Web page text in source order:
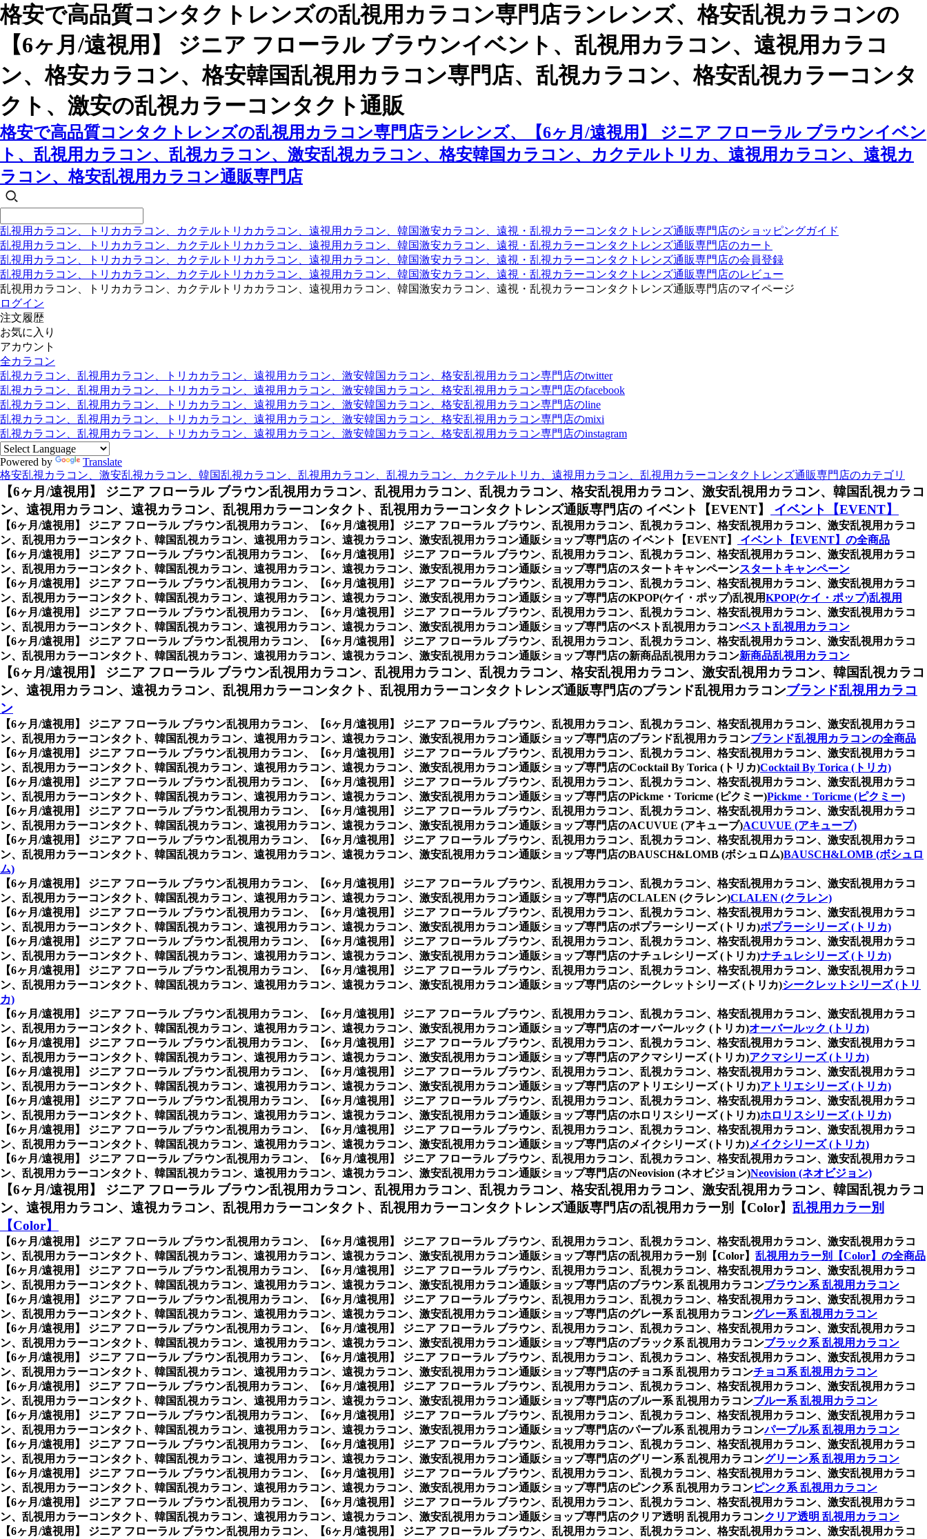
格安で高品質コンタクトレンズの乱視用カラコン専門店ランレンズ、格安乱視カラコンの
【6ヶ月/遠視用】 ジニア フローラル ブラウンイベント、乱視用カラコン、遠視用カラコ
ン、格安カラコン、格安韓国乱視用カラコン専門店、乱視カラコン、格安乱視カラーコンタ
クト、激安の乱視カラーコンタクト通販
格安で高品質コンタクトレンズの乱視用カラコン専門店ランレンズ、【6ヶ月/遠視用】 ジニア フローラル ブラウンイベン
ト、乱視用カラコン、乱視カラコン、激安乱視カラコン、格安韓国カラコン、カクテルトリカ、遠視用カラコン、遠視カ
ラコン、格安乱視用カラコン通販専門店
乱視用カラコン、トリカカラコン、カクテルトリカカラコン、遠視用カラコン、韓国激安カラコン、遠視・乱視カラーコンタクトレンズ通販専門店のショッピングガイド
乱視用カラコン、トリカカラコン、カクテルトリカカラコン、遠視用カラコン、韓国激安カラコン、遠視・乱視カラーコンタクトレンズ通販専門店のカート
乱視用カラコン、トリカカラコン、カクテルトリカカラコン、遠視用カラコン、韓国激安カラコン、遠視・乱視カラーコンタクトレンズ通販専門店の会員登録
乱視用カラコン、トリカカラコン、カクテルトリカカラコン、遠視用カラコン、韓国激安カラコン、遠視・乱視カラーコンタクトレンズ通販専門店のレビュー
乱視用カラコン、トリカカラコン、カクテルトリカカラコン、遠視用カラコン、韓国激安カラコン、遠視・乱視カラーコンタクトレンズ通販専門店のマイページ
ログイン
注文履歴
お気に入り
アカウント
全カラコン
乱視カラコン、乱視用カラコン、トリカカラコン、遠視用カラコン、激安韓国カラコン、格安乱視用カラコン専門店のtwitter
乱視カラコン、乱視用カラコン、トリカカラコン、遠視用カラコン、激安韓国カラコン、格安乱視用カラコン専門店のfacebook
乱視カラコン、乱視用カラコン、トリカカラコン、遠視用カラコン、激安韓国カラコン、格安乱視用カラコン専門店のline
乱視カラコン、乱視用カラコン、トリカカラコン、遠視用カラコン、激安韓国カラコン、格安乱視用カラコン専門店のmixi
乱視カラコン、乱視用カラコン、トリカカラコン、遠視用カラコン、激安韓国カラコン、格安乱視用カラコン専門店のinstagram
Powered by
Translate
格安乱視カラコン、激安乱視カラコン、韓国乱視カラコン、乱視用カラコン、乱視カラコン、カクテルトリカ、遠視用カラコン、乱視用カラーコンタクトレンズ通販専門店のカテゴリ
【6ヶ月/遠視用】 ジニア フローラル ブラウン乱視用カラコン、 乱視用カラコン、乱視カラコン、格安乱視用カラコン、激安乱視用カラコン、韓国乱視カラコ
ン、遠視用カラコン、遠視カラコン、乱視用カラーコンタクト、乱視用カラーコンタクトレンズ通販専門店の イベント【EVENT】
イベント【EVENT】
【6ヶ月/遠視用】 ジニア フローラル ブラウン乱視用カラコン、
【6ヶ月/遠視用】 ジニア フローラル ブラウン、乱視用カラコン、乱視カラコン、格安乱視用カラコン、激安乱視用カラコ
ン、乱視用カラーコンタクト、韓国乱視カラコン、遠視用カラコン、遠視カラコン、激安乱視用カラコン通販ショップ専門店の イベント【EVENT】
イベント【EVENT】の全商品
【6ヶ月/遠視用】 ジニア フローラル ブラウン乱視用カラコン、
【6ヶ月/遠視用】 ジニア フローラル ブラウン、乱視用カラコン、乱視カラコン、格安乱視用カラコン、激安乱視用カラコ
ン、乱視用カラーコンタクト、韓国乱視カラコン、遠視用カラコン、遠視カラコン、激安乱視用カラコン通販ショップ専門店のスタートキャンペーンスタートキャンペーン
【6ヶ月/遠視用】 ジニア フローラル ブラウン乱視用カラコン、
【6ヶ月/遠視用】 ジニア フローラル ブラウン、乱視用カラコン、乱視カラコン、格安乱視用カラコン、激安乱視用カラコ
ン、乱視用カラーコンタクト、韓国乱視カラコン、遠視用カラコン、遠視カラコン、激安乱視用カラコン通販ショップ専門店のKPOP(ケイ・ポップ)乱視用KPOP(ケイ・ポップ)乱視用
【6ヶ月/遠視用】 ジニア フローラル ブラウン乱視用カラコン、
【6ヶ月/遠視用】 ジニア フローラル ブラウン、乱視用カラコン、乱視カラコン、格安乱視用カラコン、激安乱視用カラコ
ン、乱視用カラーコンタクト、韓国乱視カラコン、遠視用カラコン、遠視カラコン、激安乱視用カラコン通販ショップ専門店のベスト乱視用カラコンベスト乱視用カラコン
【6ヶ月/遠視用】 ジニア フローラル ブラウン乱視用カラコン、
【6ヶ月/遠視用】 ジニア フローラル ブラウン、乱視用カラコン、乱視カラコン、格安乱視用カラコン、激安乱視用カラコ
ン、乱視用カラーコンタクト、韓国乱視カラコン、遠視用カラコン、遠視カラコン、激安乱視用カラコン通販ショップ専門店の新商品乱視用カラコン新商品乱視用カラコン
【6ヶ月/遠視用】 ジニア フローラル ブラウン乱視用カラコン、 乱視用カラコン、乱視カラコン、格安乱視用カラコン、激安乱視用カラコン、韓国乱視カラコ
ン、遠視用カラコン、遠視カラコン、乱視用カラーコンタクト、乱視用カラーコンタクトレンズ通販専門店のブランド乱視用カラコンブランド乱視用カラコ
ン
【6ヶ月/遠視用】 ジニア フローラル ブラウン乱視用カラコン、
【6ヶ月/遠視用】 ジニア フローラル ブラウン、乱視用カラコン、乱視カラコン、格安乱視用カラコン、激安乱視用カラコ
ン、乱視用カラーコンタクト、韓国乱視カラコン、遠視用カラコン、遠視カラコン、激安乱視用カラコン通販ショップ専門店のブランド乱視用カラコンブランド乱視用カラコンの全商品
【6ヶ月/遠視用】 ジニア フローラル ブラウン乱視用カラコン、
【6ヶ月/遠視用】 ジニア フローラル ブラウン、乱視用カラコン、乱視カラコン、格安乱視用カラコン、激安乱視用カラコ
ン、乱視用カラーコンタクト、韓国乱視カラコン、遠視用カラコン、遠視カラコン、激安乱視用カラコン通販ショップ専門店のCocktail By Torica (トリカ)Cocktail By Torica (トリカ)
【6ヶ月/遠視用】 ジニア フローラル ブラウン乱視用カラコン、
【6ヶ月/遠視用】 ジニア フローラル ブラウン、乱視用カラコン、乱視カラコン、格安乱視用カラコン、激安乱視用カラコ
ン、乱視用カラーコンタクト、韓国乱視カラコン、遠視用カラコン、遠視カラコン、激安乱視用カラコン通販ショップ専門店のPickme・Toricme (ピクミー)Pickme・Toricme (ピクミー)
【6ヶ月/遠視用】 ジニア フローラル ブラウン乱視用カラコン、
【6ヶ月/遠視用】 ジニア フローラル ブラウン、乱視用カラコン、乱視カラコン、格安乱視用カラコン、激安乱視用カラコ
ン、乱視用カラーコンタクト、韓国乱視カラコン、遠視用カラコン、遠視カラコン、激安乱視用カラコン通販ショップ専門店のACUVUE (アキューブ)ACUVUE (アキューブ)
【6ヶ月/遠視用】 ジニア フローラル ブラウン乱視用カラコン、
【6ヶ月/遠視用】 ジニア フローラル ブラウン、乱視用カラコン、乱視カラコン、格安乱視用カラコン、激安乱視用カラコ
ン、乱視用カラーコンタクト、韓国乱視カラコン、遠視用カラコン、遠視カラコン、激安乱視用カラコン通販ショップ専門店のBAUSCH&LOMB (ボシュロム)BAUSCH&LOMB (ボシュロ
ム)
【6ヶ月/遠視用】 ジニア フローラル ブラウン乱視用カラコン、
【6ヶ月/遠視用】 ジニア フローラル ブラウン、乱視用カラコン、乱視カラコン、格安乱視用カラコン、激安乱視用カラコ
ン、乱視用カラーコンタクト、韓国乱視カラコン、遠視用カラコン、遠視カラコン、激安乱視用カラコン通販ショップ専門店のCLALEN (クラレン)CLALEN (クラレン)
【6ヶ月/遠視用】 ジニア フローラル ブラウン乱視用カラコン、
【6ヶ月/遠視用】 ジニア フローラル ブラウン、乱視用カラコン、乱視カラコン、格安乱視用カラコン、激安乱視用カラコ
ン、乱視用カラーコンタクト、韓国乱視カラコン、遠視用カラコン、遠視カラコン、激安乱視用カラコン通販ショップ専門店のポプラーシリーズ (トリカ)ポプラーシリーズ (トリカ)
【6ヶ月/遠視用】 ジニア フローラル ブラウン乱視用カラコン、
【6ヶ月/遠視用】 ジニア フローラル ブラウン、乱視用カラコン、乱視カラコン、格安乱視用カラコン、激安乱視用カラコ
ン、乱視用カラーコンタクト、韓国乱視カラコン、遠視用カラコン、遠視カラコン、激安乱視用カラコン通販ショップ専門店のナチュレシリーズ (トリカ)ナチュレシリーズ (トリカ)
【6ヶ月/遠視用】 ジニア フローラル ブラウン乱視用カラコン、
【6ヶ月/遠視用】 ジニア フローラル ブラウン、乱視用カラコン、乱視カラコン、格安乱視用カラコン、激安乱視用カラコ
ン、乱視用カラーコンタクト、韓国乱視カラコン、遠視用カラコン、遠視カラコン、激安乱視用カラコン通販ショップ専門店のシークレットシリーズ (トリカ)シークレットシリーズ (トリ
カ)
【6ヶ月/遠視用】 ジニア フローラル ブラウン乱視用カラコン、
【6ヶ月/遠視用】 ジニア フローラル ブラウン、乱視用カラコン、乱視カラコン、格安乱視用カラコン、激安乱視用カラコ
ン、乱視用カラーコンタクト、韓国乱視カラコン、遠視用カラコン、遠視カラコン、激安乱視用カラコン通販ショップ専門店のオーバールック (トリカ)オーバールック (トリカ)
【6ヶ月/遠視用】 ジニア フローラル ブラウン乱視用カラコン、
【6ヶ月/遠視用】 ジニア フローラル ブラウン、乱視用カラコン、乱視カラコン、格安乱視用カラコン、激安乱視用カラコ
ン、乱視用カラーコンタクト、韓国乱視カラコン、遠視用カラコン、遠視カラコン、激安乱視用カラコン通販ショップ専門店のアクマシリーズ (トリカ)アクマシリーズ (トリカ)
【6ヶ月/遠視用】 ジニア フローラル ブラウン乱視用カラコン、
【6ヶ月/遠視用】 ジニア フローラル ブラウン、乱視用カラコン、乱視カラコン、格安乱視用カラコン、激安乱視用カラコ
ン、乱視用カラーコンタクト、韓国乱視カラコン、遠視用カラコン、遠視カラコン、激安乱視用カラコン通販ショップ専門店のアトリエシリーズ (トリカ)アトリエシリーズ (トリカ)
【6ヶ月/遠視用】 ジニア フローラル ブラウン乱視用カラコン、
【6ヶ月/遠視用】 ジニア フローラル ブラウン、乱視用カラコン、乱視カラコン、格安乱視用カラコン、激安乱視用カラコ
ン、乱視用カラーコンタクト、韓国乱視カラコン、遠視用カラコン、遠視カラコン、激安乱視用カラコン通販ショップ専門店のホロリスシリーズ (トリカ)ホロリスシリーズ (トリカ)
【6ヶ月/遠視用】 ジニア フローラル ブラウン乱視用カラコン、
【6ヶ月/遠視用】 ジニア フローラル ブラウン、乱視用カラコン、乱視カラコン、格安乱視用カラコン、激安乱視用カラコ
ン、乱視用カラーコンタクト、韓国乱視カラコン、遠視用カラコン、遠視カラコン、激安乱視用カラコン通販ショップ専門店のメイクシリーズ (トリカ)メイクシリーズ (トリカ)
【6ヶ月/遠視用】 ジニア フローラル ブラウン乱視用カラコン、
【6ヶ月/遠視用】 ジニア フローラル ブラウン、乱視用カラコン、乱視カラコン、格安乱視用カラコン、激安乱視用カラコ
ン、乱視用カラーコンタクト、韓国乱視カラコン、遠視用カラコン、遠視カラコン、激安乱視用カラコン通販ショップ専門店のNeovision (ネオビジョン)Neovision (ネオビジョン)
【6ヶ月/遠視用】 ジニア フローラル ブラウン乱視用カラコン、 乱視用カラコン、乱視カラコン、格安乱視用カラコン、激安乱視用カラコン、韓国乱視カラコ
ン、遠視用カラコン、遠視カラコン、乱視用カラーコンタクト、乱視用カラーコンタクトレンズ通販専門店の乱視用カラー別【Color】 乱視用カラー別
【Color】
【6ヶ月/遠視用】 ジニア フローラル ブラウン乱視用カラコン、
【6ヶ月/遠視用】 ジニア フローラル ブラウン、乱視用カラコン、乱視カラコン、格安乱視用カラコン、激安乱視用カラコ
ン、乱視用カラーコンタクト、韓国乱視カラコン、遠視用カラコン、遠視カラコン、激安乱視用カラコン通販ショップ専門店の乱視用カラー別【Color】 乱視用カラー別【Color】の全商品
【6ヶ月/遠視用】 ジニア フローラル ブラウン乱視用カラコン、
【6ヶ月/遠視用】 ジニア フローラル ブラウン、乱視用カラコン、乱視カラコン、格安乱視用カラコン、激安乱視用カラコ
ン、乱視用カラーコンタクト、韓国乱視カラコン、遠視用カラコン、遠視カラコン、激安乱視用カラコン通販ショップ専門店のブラウン系 乱視用カラコンブラウン系 乱視用カラコン
【6ヶ月/遠視用】 ジニア フローラル ブラウン乱視用カラコン、
【6ヶ月/遠視用】 ジニア フローラル ブラウン、乱視用カラコン、乱視カラコン、格安乱視用カラコン、激安乱視用カラコ
ン、乱視用カラーコンタクト、韓国乱視カラコン、遠視用カラコン、遠視カラコン、激安乱視用カラコン通販ショップ専門店のグレー系 乱視用カラコングレー系 乱視用カラコン
【6ヶ月/遠視用】 ジニア フローラル ブラウン乱視用カラコン、
【6ヶ月/遠視用】 ジニア フローラル ブラウン、乱視用カラコン、乱視カラコン、格安乱視用カラコン、激安乱視用カラコ
ン、乱視用カラーコンタクト、韓国乱視カラコン、遠視用カラコン、遠視カラコン、激安乱視用カラコン通販ショップ専門店のブラック系 乱視用カラコンブラック系 乱視用カラコン
【6ヶ月/遠視用】 ジニア フローラル ブラウン乱視用カラコン、
【6ヶ月/遠視用】 ジニア フローラル ブラウン、乱視用カラコン、乱視カラコン、格安乱視用カラコン、激安乱視用カラコ
ン、乱視用カラーコンタクト、韓国乱視カラコン、遠視用カラコン、遠視カラコン、激安乱視用カラコン通販ショップ専門店のチョコ系 乱視用カラコンチョコ系 乱視用カラコン
【6ヶ月/遠視用】 ジニア フローラル ブラウン乱視用カラコン、
【6ヶ月/遠視用】 ジニア フローラル ブラウン、乱視用カラコン、乱視カラコン、格安乱視用カラコン、激安乱視用カラコ
ン、乱視用カラーコンタクト、韓国乱視カラコン、遠視用カラコン、遠視カラコン、激安乱視用カラコン通販ショップ専門店のブルー系 乱視用カラコンブルー系 乱視用カラコン
【6ヶ月/遠視用】 ジニア フローラル ブラウン乱視用カラコン、
【6ヶ月/遠視用】 ジニア フローラル ブラウン、乱視用カラコン、乱視カラコン、格安乱視用カラコン、激安乱視用カラコ
ン、乱視用カラーコンタクト、韓国乱視カラコン、遠視用カラコン、遠視カラコン、激安乱視用カラコン通販ショップ専門店のパープル系 乱視用カラコンパープル系 乱視用カラコン
【6ヶ月/遠視用】 ジニア フローラル ブラウン乱視用カラコン、
【6ヶ月/遠視用】 ジニア フローラル ブラウン、乱視用カラコン、乱視カラコン、格安乱視用カラコン、激安乱視用カラコ
ン、乱視用カラーコンタクト、韓国乱視カラコン、遠視用カラコン、遠視カラコン、激安乱視用カラコン通販ショップ専門店のグリーン系 乱視用カラコングリーン系 乱視用カラコン
【6ヶ月/遠視用】 ジニア フローラル ブラウン乱視用カラコン、
【6ヶ月/遠視用】 ジニア フローラル ブラウン、乱視用カラコン、乱視カラコン、格安乱視用カラコン、激安乱視用カラコ
ン、乱視用カラーコンタクト、韓国乱視カラコン、遠視用カラコン、遠視カラコン、激安乱視用カラコン通販ショップ専門店のピンク系 乱視用カラコンピンク系 乱視用カラコン
【6ヶ月/遠視用】 ジニア フローラル ブラウン乱視用カラコン、
【6ヶ月/遠視用】 ジニア フローラル ブラウン、乱視用カラコン、乱視カラコン、格安乱視用カラコン、激安乱視用カラコ
ン、乱視用カラーコンタクト、韓国乱視カラコン、遠視用カラコン、遠視カラコン、激安乱視用カラコン通販ショップ専門店のクリア透明 乱視用カラコンクリア透明 乱視用カラコン
【6ヶ月/遠視用】 ジニア フローラル ブラウン乱視用カラコン、
【6ヶ月/遠視用】 ジニア フローラル ブラウン、乱視用カラコン、乱視カラコン、格安乱視用カラコン、激安乱視用カラコ